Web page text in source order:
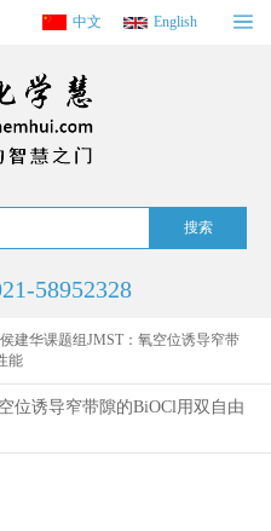
中文 English
58952328
建华课题组JMST：​氧空位诱导窄带
能
位诱导窄带隙的BiOCl用双自由